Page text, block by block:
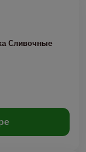
Сливочные